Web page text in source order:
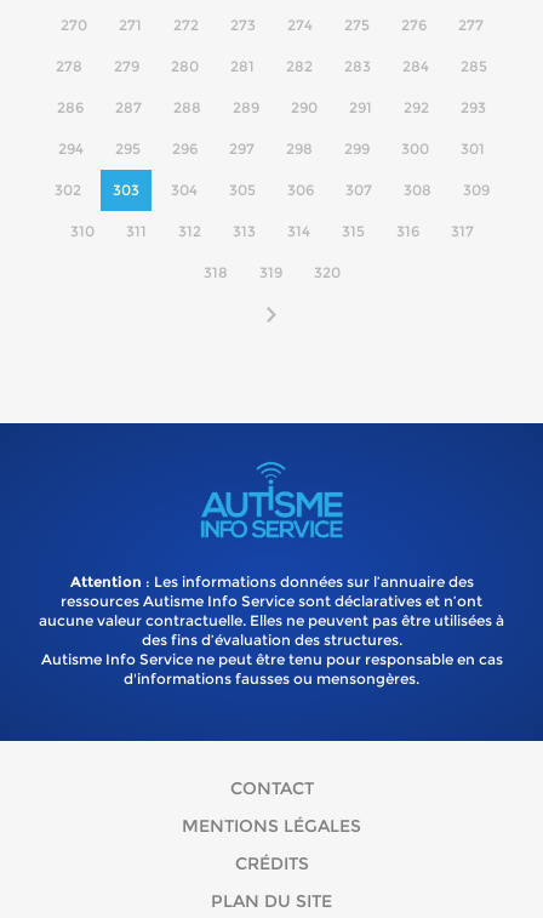
270 271 272 273 274 275 276 277
278 279 280 281 282 283 284 285
286 287 288 289 290 291 292 293
294 295 296 297 298 299 300 301
302 303 304 305 306 307 308 309
310 311 312 313 314 315 316 317
318 319 320
Attention : Les informations données sur l’annuaire des
ressources Autisme Info Service sont déclaratives et n’ont
aucune valeur contractuelle. Elles ne peuvent pas être utilisées à
des fins d’évaluation des structures.
Autisme Info Service ne peut être tenu pour responsable en cas
d'informations fausses ou mensongères.
CONTACT
MENTIONS LÉGALES
CRÉDITS
PLAN DU SITE